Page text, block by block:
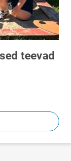
teevad